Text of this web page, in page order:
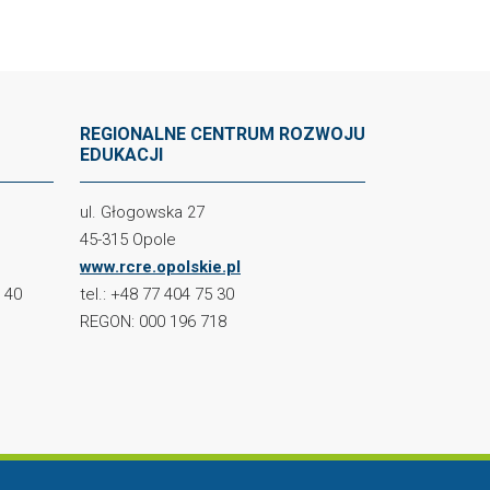
40
REGIONALNE CENTRUM ROZWOJU
EDUKACJI
ul. Głogowska 27
45-315 Opole
www.rcre.opolskie.pl
tel.: +48 77 404 75 30
REGON: 000 196 718